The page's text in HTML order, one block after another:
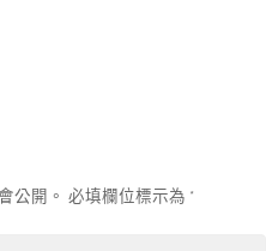
公開。 必填欄位標示為 *